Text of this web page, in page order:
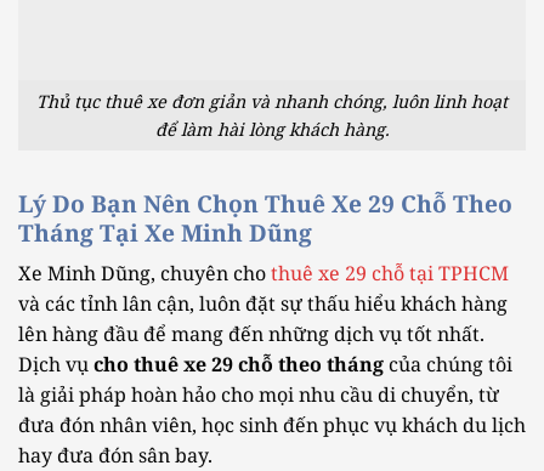
Thủ tục thuê xe đơn giản và nhanh chóng, luôn linh hoạt
để làm hài lòng khách hàng.
Lý Do Bạn Nên Chọn Thuê Xe 29 Chỗ Theo
Tháng Tại Xe Minh Dũng
Xe Minh Dũng, chuyên chothuê xe 29 chỗ tại TPHCM
và các tỉnh lân cận, luôn đặt sự thấu hiểu khách hàng
lên hàng đầu để mang đến những dịch vụ tốt nhất.
Dịch vụcho thuê xe 29 chỗ theo thángcủa chúng tôi
là giải pháp hoàn hảo cho mọi nhu cầu di chuyển, từ
đưa đón nhân viên, học sinh đến phục vụ khách du lịch
hay đưa đón sân bay.